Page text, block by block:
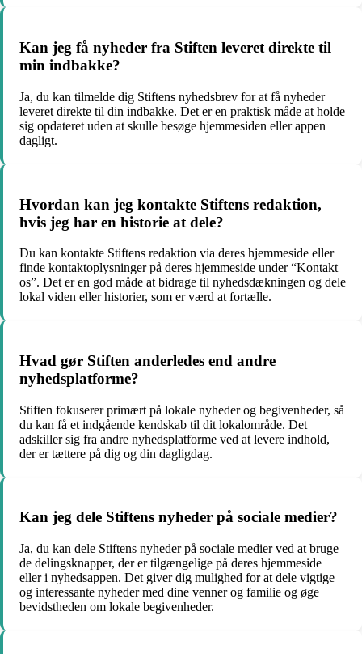
Kan jeg få nyheder fra Stiften leveret direkte til
min indbakke?
Ja, du kan tilmelde dig Stiftens nyhedsbrev for at få nyheder
leveret direkte til din indbakke. Det er en praktisk måde at holde
sig opdateret uden at skulle besøge hjemmesiden eller appen
dagligt.
Hvordan kan jeg kontakte Stiftens redaktion,
hvis jeg har en historie at dele?
Du kan kontakte Stiftens redaktion via deres hjemmeside eller
finde kontaktoplysninger på deres hjemmeside under “Kontakt
os”. Det er en god måde at bidrage til nyhedsdækningen og dele
lokal viden eller historier, som er værd at fortælle.
Hvad gør Stiften anderledes end andre
nyhedsplatforme?
Stiften fokuserer primært på lokale nyheder og begivenheder, så
du kan få et indgående kendskab til dit lokalområde. Det
adskiller sig fra andre nyhedsplatforme ved at levere indhold,
der er tættere på dig og din dagligdag.
Kan jeg dele Stiftens nyheder på sociale medier?
Ja, du kan dele Stiftens nyheder på sociale medier ved at bruge
de delingsknapper, der er tilgængelige på deres hjemmeside
eller i nyhedsappen. Det giver dig mulighed for at dele vigtige
og interessante nyheder med dine venner og familie og øge
bevidstheden om lokale begivenheder.